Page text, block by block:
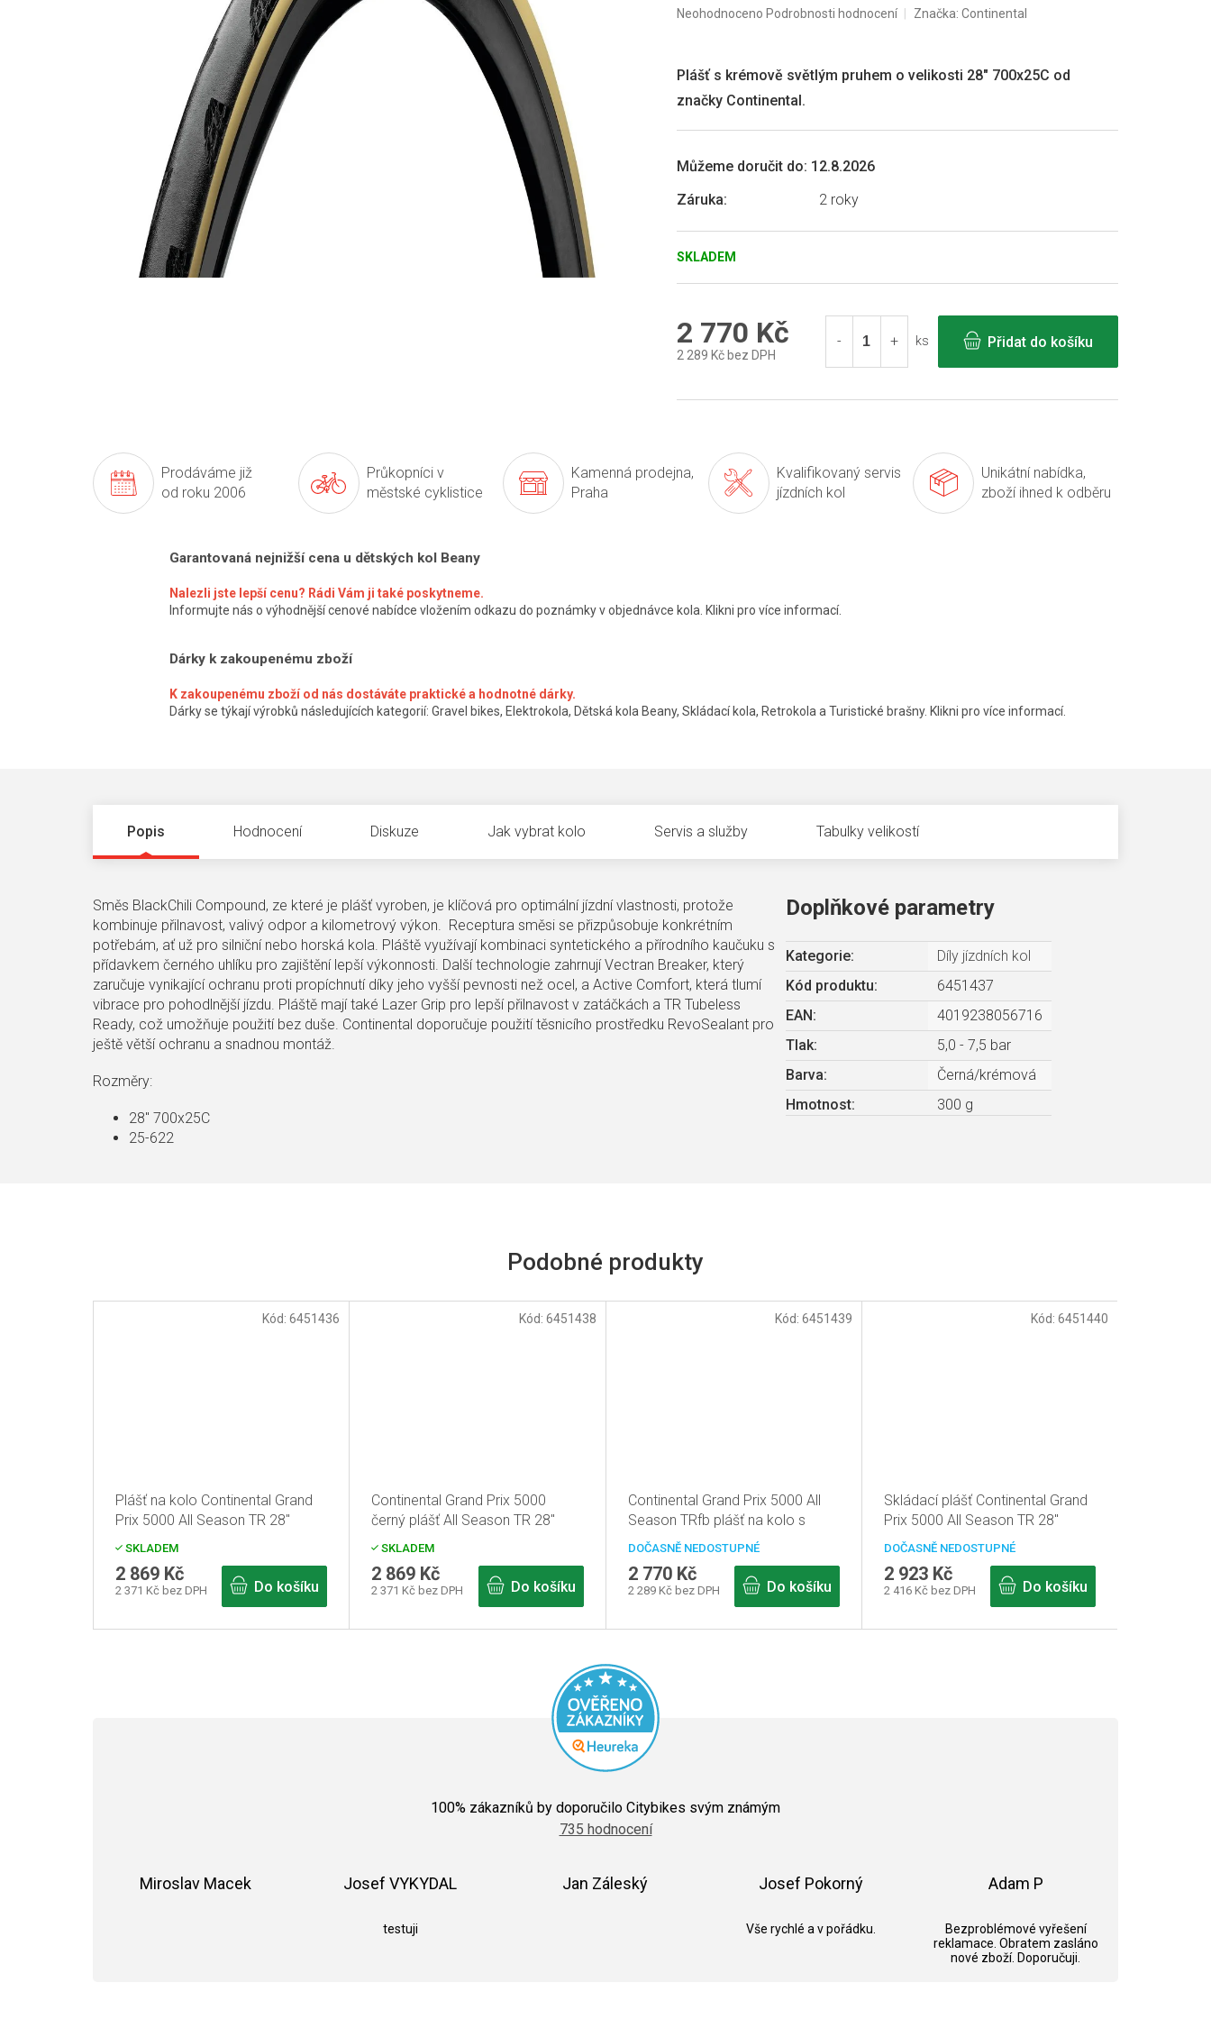
SKLADEM
Můžeme doručit do: 12.8.2026
Záruka: 2 roky
Plášť s krémově světlým pruhem o velikosti 28" 700x25C od
značky Continental.
Průměrné
0,0
5
Neohodnoceno Podrobnosti hodnocení Značka: Continental
2 770 Kč
2 289 Kč bez DPH
ks Přidat do košíku
Prodáváme již
od roku 2006
Průkopníci v
městské cyklistice
Kamenná prodejna,
Praha
Kvalifikovaný servis
jízdních kol
Unikátní nabídka,
zboží ihned k odběru
Garantovaná nejnižší cena u dětských kol Beany
Nalezli jste lepší cenu? Rádi Vám ji také poskytneme.
Informujte nás o výhodnější cenové nabídce vložením odkazu do poznámky v objednávce kola. Klikni pro více informací.
Dárky k zakoupenému zboží
K zakoupenému zboží od nás dostáváte praktické a hodnotné dárky.
Dárky se týkají výrobků následujících kategorií: Gravel bikes, Elektrokola, Dětská kola Beany, Skládací kola, Retrokola a Turistické brašny. Klikni pro více informací.
Popis Hodnocení Diskuze Jak vybrat kolo Servis a služby Tabulky velikostí
Směs BlackChili Compound, ze které je plášť vyroben, je klíčová pro optimální jízdní vlastnosti, protože
kombinuje přilnavost, valivý odpor a kilometrový výkon. Receptura směsi se přizpůsobuje konkrétním
potřebám, ať už pro silniční nebo horská kola. Pláště využívají kombinaci syntetického a přírodního kaučuku s
přídavkem černého uhlíku pro zajištění lepší výkonnosti. Další technologie zahrnují Vectran Breaker, který
zaručuje vynikající ochranu proti propíchnutí díky jeho vyšší pevnosti než ocel, a Active Comfort, která tlumí
vibrace pro pohodlnější jízdu. Pláště mají také Lazer Grip pro lepší přilnavost v zatáčkách a TR Tubeless
Ready, což umožňuje použití bez duše. Continental doporučuje použití těsnicího prostředku RevoSealant pro
ještě větší ochranu a snadnou montáž.
Rozměry:
28" 700x25C
25-622
Doplňkové parametry
Kategorie:
Díly jízdních kol
Kód produktu:
6451437
EAN:
4019238056716
Tlak:
5,0 - 7,5 bar
Barva:
Černá/krémová
Hmotnost: 300 g
Plášť na kolo Continental Grand
Prix 5000 All Season TR 28"
700x25C černá Reflex
SKLADEM
2 371 Kč bez DPH
2 869 Kč
Do košíku
Kód:6451436
Continental Grand Prix 5000
černý plášť All Season TR 28"
700x28C Reflex
SKLADEM
2 371 Kč bez DPH
2 869 Kč
Do košíku
Kód: 6451438
Continental Grand Prix 5000 All
Season TRfb plášť na kolo s
krémovým pruhem 28" 700x28C
DOČASNĚ NEDOSTUPNÉ
2 289 Kč bez DPH
2 770 Kč
Do košíku
Kód: 6451439
Skládací plášť Continental Grand
Prix 5000 All Season TR 28"
700x32C černá Reflex
DOČASNĚ NEDOSTUPNÉ
2 416 Kč bez DPH
2 923 Kč
Do košíku
Kód: 6451440
hodnocení
obchodu
je
5
hvězdiček.
100% zákazníků by doporučilo Citybikes svým známým
735 hodnocení
Miroslav Macek Josef VYKYDAL
testuji
Jan Záleský Josef Pokorný
Vše rychlé a v pořádku.
Adam P
Bezproblémové vyřešení
reklamace. Obratem zasláno
nové zboží. Doporučuji.